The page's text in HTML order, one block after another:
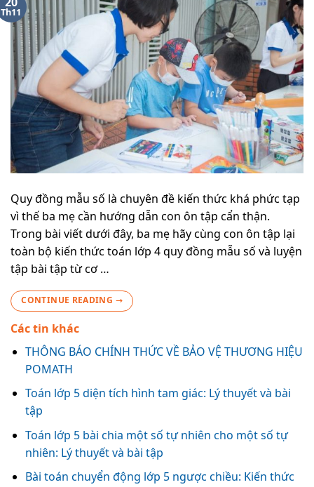
Th11
Quy đồng mẫu số là chuyên đề kiến thức khá phức tạp
vì thế ba mẹ cần hướng dẫn con ôn tập cẩn thận.
Trong bài viết dưới đây, ba mẹ hãy cùng con ôn tập lại
toàn bộ kiến thức toán lớp 4 quy đồng mẫu số và luyện
tập bài tập từ cơ …
CONTINUE READING →
Các tin khác
THÔNG BÁO CHÍNH THỨC VỀ BẢO VỆ THƯƠNG HIỆU
POMATH
Toán lớp 5 diện tích hình tam giác: Lý thuyết và bài
tập
Toán lớp 5 bài chia một số tự nhiên cho một số tự
nhiên: Lý thuyết và bài tập
Bài toán chuyển động lớp 5 ngược chiều: Kiến thức